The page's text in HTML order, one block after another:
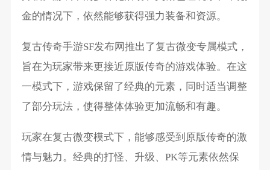
金的情况下，依然能够获得强力装备和资源。
复古传奇手游SF发布网推出了复古微变专属模式，
旨在为玩家带来更接近原版传奇的游戏体验。在这
一模式下，游戏保留了经典的元素，同时适当调整
了部分玩法，使得整体体验更加流畅和有趣。
玩家在复古微变模式下，能够感受到原版传奇的激
情与魅力。经典的打怪、升级、PK等元素依然保